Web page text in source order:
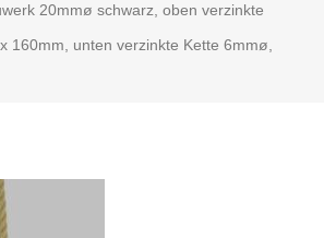
20mmø schwarz, oben verzinkte
160mm, unten verzinkte Kette 6mmø,